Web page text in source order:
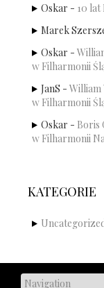
Oskar - 10 lat
Marek
Oskar -
w Filharmonii
JanS - William
w Filharmonii
Oskar - Boris
w Filharmonii
KATEGORIE